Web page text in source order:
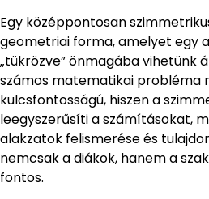
Egy középpontosan
geometriai forma, amelyet egy
„tükrözve” önmagába vihetünk
számos matematikai probléma
kulcsfontosságú, hiszen a
leegyszerűsíti a számításokat,
alakzatok felismerése és
nemcsak a diákok, hanem a
fontos.